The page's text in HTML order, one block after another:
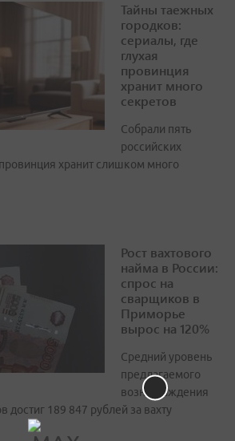
Тайны таежных
городков:
сериалы, где
глухая
провинция
хранит много
секретов
Собрали пять
российских
провинция хранит слишком много
Рост вахтового
найма в России:
спрос на
сварщиков в
Приморье
вырос на 120%
Средний уровень
предлагаемого
вознаграждения
достиг 189 847 рублей за вахту